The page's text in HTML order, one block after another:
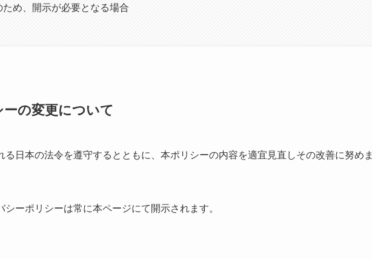
め、開示が必要となる場合
の変更について
る日本の法令を遵守するとともに、本ポリシーの内容を適宜見直しその改善に努めま
ーポリシーは常に本ページにて開示されます。